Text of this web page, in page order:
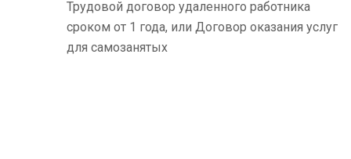
Трудовой договор удаленного работника
сроком от 1 года, или Договор оказания услуг
для самозанятых